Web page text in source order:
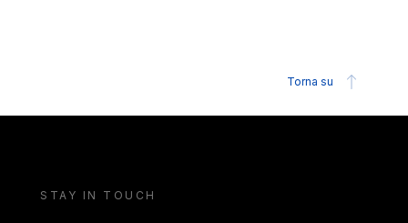
Torna su
STAY IN TOUCH